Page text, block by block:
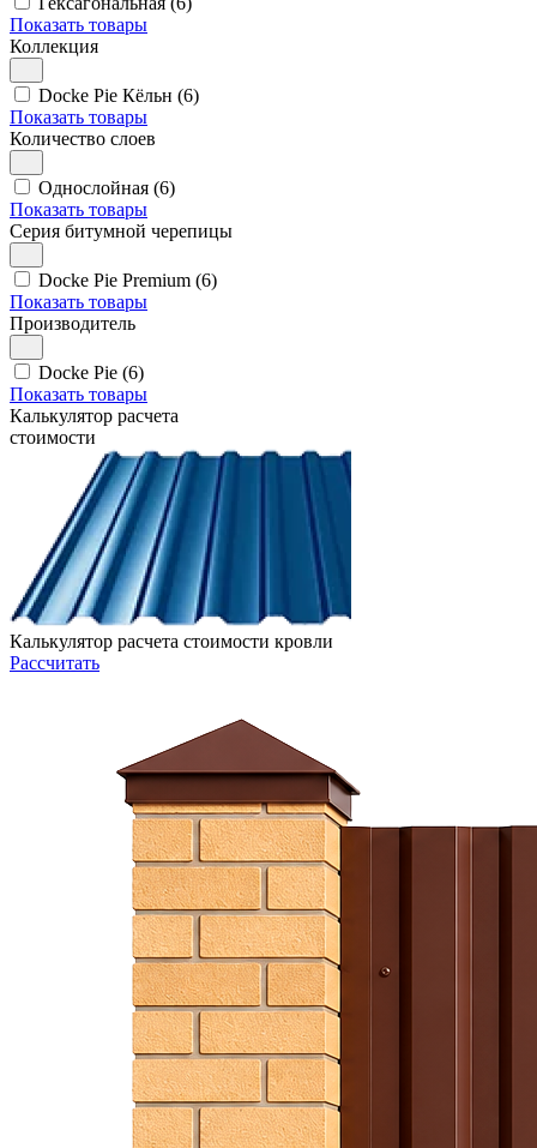
Показать товары
Коллекция
Docke Pie Кёльн (6)
Показать товары
Количество слоев
Однослойная (6)
Показать товары
Серия битумной черепицы
Docke Pie Premium (6)
Показать товары
Производитель
Docke Pie (6)
Показать товары
Калькулятор расчета
стоимости
Калькулятор расчета стоимости кровли
Рассчитать